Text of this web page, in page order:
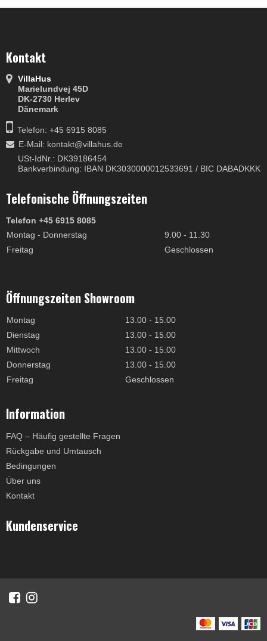
Kontakt
VillaHus
Marielundvej 45D
DK-2730 Herlev
Dänemark
Telefon: +45 6915 8085
E-Mail: kontakt@villahus.de
USt-IdNr.: DK39186454
Bankverbindung: IBAN DK3030000012533691 / BIC DABADKKK
Telefonische Öffnungszeiten
Telefon +45 6915 8085
Montag - Donnerstag
9.00 - 11.30
Freitag
Geschlossen
Öffnungszeiten Showroom
Montag
13.00 - 15.00
Dienstag
13.00 - 15.00
Mittwoch
13.00 - 15.00
Donnerstag
13.00 - 15.00
Freitag
Geschlossen
Information
FAQ – Häufig gestellte Fragen
Rückgabe und Umtausch
Bedingungen
Über uns
Kontakt
Kundenservice